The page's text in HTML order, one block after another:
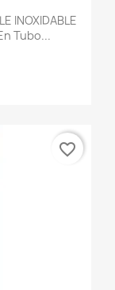
INOXIDABLE
Tubo...
favorite_border